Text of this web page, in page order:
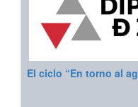
El ciclo “En torno al